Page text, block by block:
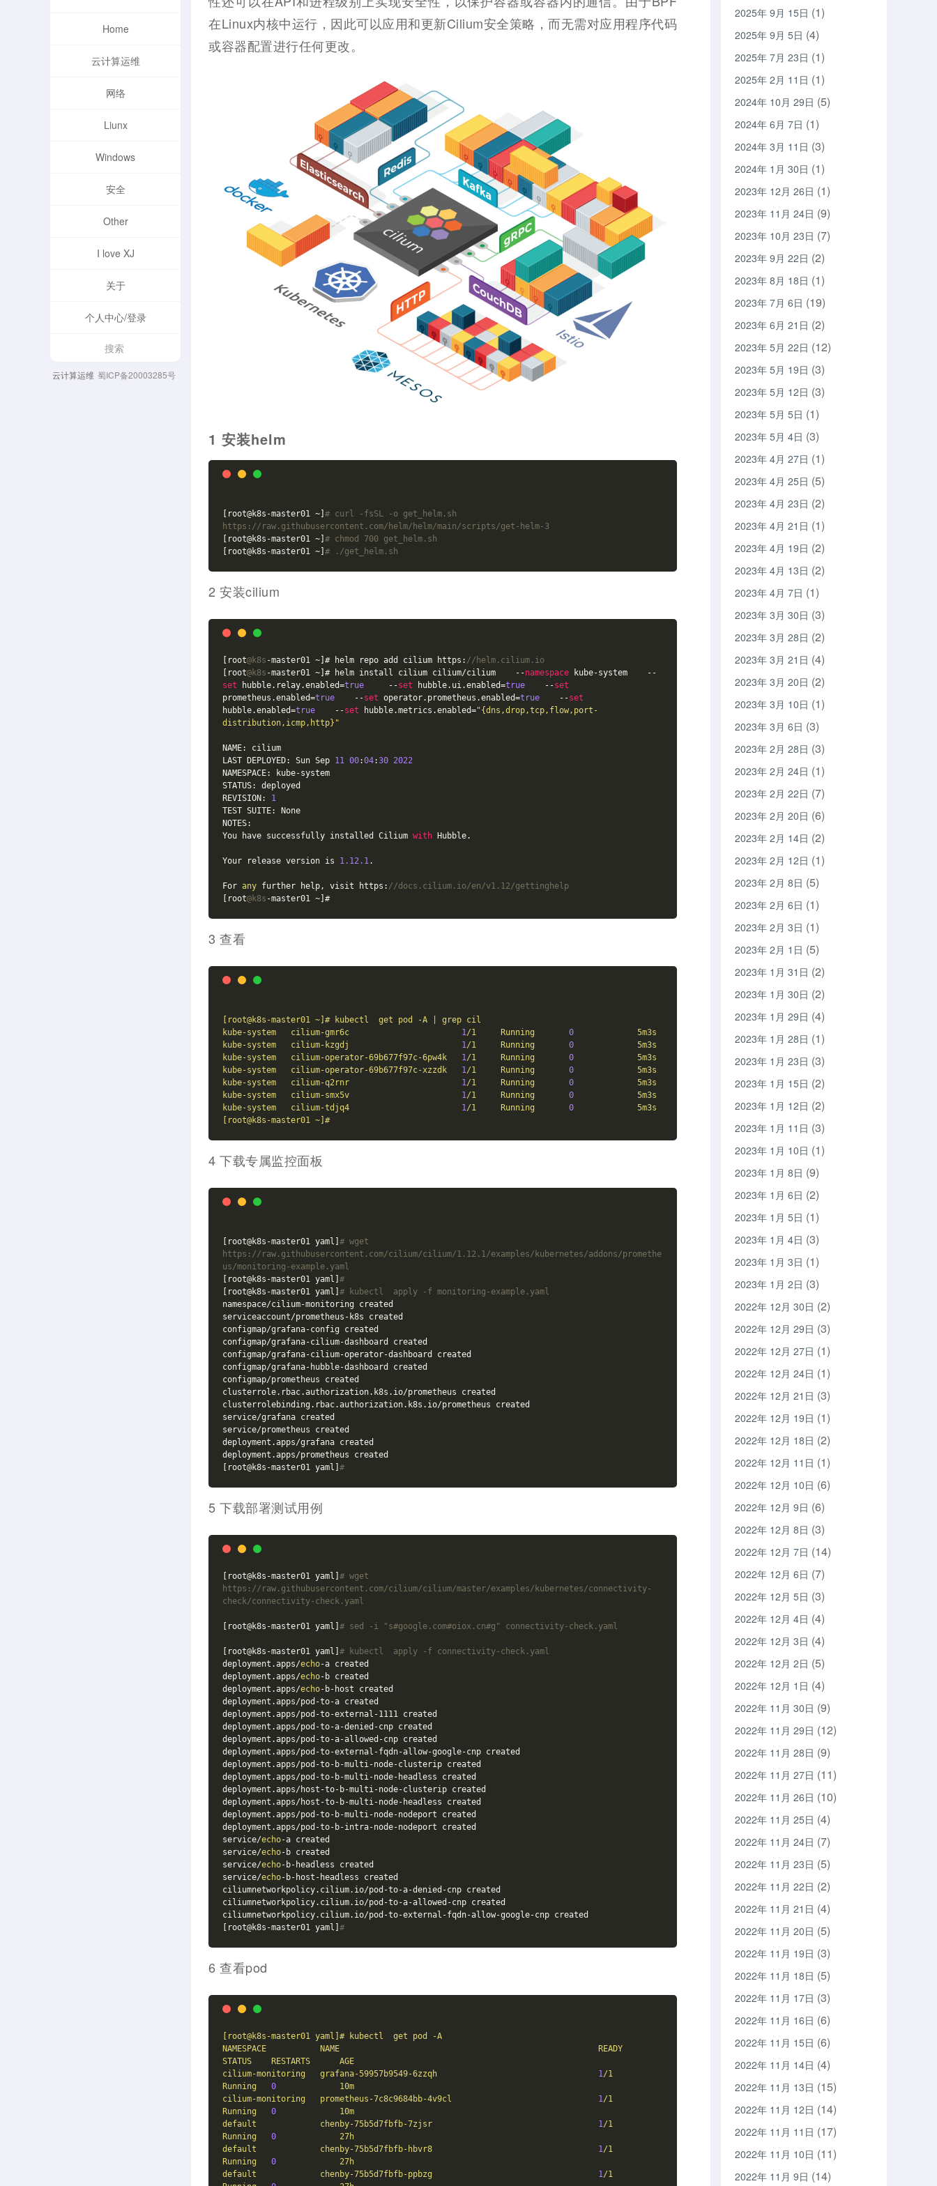
Home
云计算运维
网络
Liunx
Windows
安全
Other
I love XJ
关于
个人中心/登录
云计算运维 蜀ICP备20003285号
在Linux内核中运行，因此可以应用和更新Cilium安全策略，而无需对应用程序代码
或容器配置进行任何更改。
1 安装helm
[root@k8s-master01 ~]# curl -fsSL -o get_helm.sh
https://raw.githubusercontent.com/helm/helm/main/scripts/get-helm-3
[root@k8s-master01 ~]# chmod 700 get_helm.sh
[root@k8s-master01 ~]# ./get_helm.sh
2 安装cilium
[root@k8s -master01 ~]# helm repo add cilium https: //helm.cilium.io
[root@k8s -master01 ~]# helm install cilium cilium/cilium    --namespace kube-system    --
set
hubble.relay.enabled=true
     --
set hubble.ui.enabled=true
    --
set
prometheus.enabled=true
    --
set operator.prometheus.enabled=true
    --
set
hubble.enabled=true
    --
set hubble.metrics.enabled="{dns,drop,tcp,flow,port-
distribution,icmp,http}"
NAME: cilium
LAST DEPLOYED: Sun Sep 11 00:04:30 2022
NAMESPACE: kube-system
STATUS: deployed
REVISION: 1
TEST SUITE: None
NOTES:
You have successfully installed Cilium with Hubble.
Your release version is 1.12.1.
For any further help, visit https: //docs.cilium.io/en/v1.12/gettinghelp
[root@k8s -master01 ~]#
3 查看
[root@k8s-master01 ~]# kubectl get pod -A grep cil
kube-system
cilium-gmr6c 1/1 Running 0
5m3s
kube-system
cilium-kzgdj 1/1 Running 0
5m3s
kube-system
cilium-operator-69b677f97c-6pw4k 1/1 Running 0
5m3s
kube-system
cilium-operator-69b677f97c-xzzdk 1/1 Running 0
5m3s
kube-system
cilium-q2rnr 1/1 Running 0
5m3s
kube-system
cilium-smx5v 1/1 Running 0
5m3s
kube-system
cilium-tdjq4 1/1 Running 0
5m3s
[root@k8s-master01 ~]#
4 下载专属监控面板
[root@k8s-master01 yaml]# wget
https://raw.githubusercontent.com/cilium/cilium/1.12.1/examples/kubernetes/addons/promethe
us/monitoring-example.yaml
[root@k8s-master01 yaml]#
[root@k8s-master01 yaml]# kubectl  apply -f monitoring-example.yaml
namespace/cilium-monitoring created
serviceaccount/prometheus-k8s created
configmap/grafana-config created
configmap/grafana-cilium-dashboard created
configmap/grafana-cilium-operator-dashboard created
configmap/grafana-hubble-dashboard created
configmap/prometheus created
clusterrole.rbac.authorization.k8s.io/prometheus created
clusterrolebinding.rbac.authorization.k8s.io/prometheus created
service/grafana created
service/prometheus created
deployment.apps/grafana created
deployment.apps/prometheus created
[root@k8s-master01 yaml]#
5 下载部署测试用例
[root@k8s-master01 yaml]# wget
https://raw.githubusercontent.com/cilium/cilium/master/examples/kubernetes/connectivity-
check/connectivity-check.yaml
[root@k8s-master01 yaml]# sed -i "s#google.com#oiox.cn#g" connectivity-check.yaml
[root@k8s-master01 yaml]# kubectl  apply -f connectivity-check.yaml
deployment.apps/echo-a created
deployment.apps/echo-b created
deployment.apps/echo-b-host created
deployment.apps/pod-to-a created
deployment.apps/pod-to-external-1111 created
deployment.apps/pod-to-a-denied-cnp created
deployment.apps/pod-to-a-allowed-cnp created
deployment.apps/pod-to-external-fqdn-allow-google-cnp created
deployment.apps/pod-to-b-multi-node-clusterip created
deployment.apps/pod-to-b-multi-node-headless created
deployment.apps/host-to-b-multi-node-clusterip created
deployment.apps/host-to-b-multi-node-headless created
deployment.apps/pod-to-b-multi-node-nodeport created
deployment.apps/pod-to-b-intra-node-nodeport created
service/echo-a created
service/echo-b created
service/echo-b-headless created
service/echo-b-host-headless created
ciliumnetworkpolicy.cilium.io/pod-to-a-denied-cnp created
ciliumnetworkpolicy.cilium.io/pod-to-a-allowed-cnp created
ciliumnetworkpolicy.cilium.io/pod-to-external-fqdn-allow-google-cnp created
[root@k8s-master01 yaml]#
6 查看pod
[root@k8s-master01 yaml]# kubectl get pod
-A
NAMESPACE
NAME
READY
STATUS
RESTARTS
AGE
cilium-monitoring
grafana-59957b9549-6zzqh 1/1
Running
0
10m
cilium-monitoring
prometheus-7c8c9684bb-4v9cl 1/1
Running
0
10m
default
chenby-75b5d7fbfb-7zjsr 1/1
Running
0
27h
default
chenby-75b5d7fbfb-hbvr8 1/1
Running
0
27h
default
chenby-75b5d7fbfb-ppbzg 1/1
2025年 9月 15日 (1)
2025年 9月 5日 (4)
2025年 7月 23日 (1)
2025年 2月 11日 (1)
2024年 10月 29日 (5)
2024年 6月 7日 (1)
2024年 3月 11日 (3)
2024年 1月 30日 (1)
2023年 12月 26日 (1)
2023年 11月 24日 (9)
2023年 10月 23日 (7)
2023年 9月 22日 (2)
2023年 8月 18日 (1)
2023年 7月 6日 (19)
2023年 6月 21日 (2)
2023年 5月 22日 (12)
2023年 5月 19日 (3)
2023年 5月 12日 (3)
2023年 5月 5日 (1)
2023年 5月 4日 (3)
2023年 4月 27日 (1)
2023年 4月 25日 (5)
2023年 4月 23日 (2)
2023年 4月 21日 (1)
2023年 4月 19日 (2)
2023年 4月 13日 (2)
2023年 4月 7日 (1)
2023年 3月 30日 (3)
2023年 3月 28日 (2)
2023年 3月 21日 (4)
2023年 3月 20日 (2)
2023年 3月 10日 (1)
2023年 3月 6日 (3)
2023年 2月 28日 (3)
2023年 2月 24日 (1)
2023年 2月 22日 (7)
2023年 2月 20日 (6)
2023年 2月 14日 (2)
2023年 2月 12日 (1)
2023年 2月 8日 (5)
2023年 2月 6日 (1)
2023年 2月 3日 (1)
2023年 2月 1日 (5)
2023年 1月 31日 (2)
2023年 1月 30日 (2)
2023年 1月 29日 (4)
2023年 1月 28日 (1)
2023年 1月 23日 (3)
2023年 1月 15日 (2)
2023年 1月 12日 (2)
2023年 1月 11日 (3)
2023年 1月 10日 (1)
2023年 1月 8日 (9)
2023年 1月 6日 (2)
2023年 1月 5日 (1)
2023年 1月 4日 (3)
2023年 1月 3日 (1)
2023年 1月 2日 (3)
2022年 12月 30日 (2)
2022年 12月 29日 (3)
2022年 12月 27日 (1)
2022年 12月 24日 (1)
2022年 12月 21日 (3)
2022年 12月 19日 (1)
2022年 12月 18日 (2)
2022年 12月 11日 (1)
2022年 12月 10日 (6)
2022年 12月 9日 (6)
2022年 12月 8日 (3)
2022年 12月 7日 (14)
2022年 12月 6日 (7)
2022年 12月 5日 (3)
2022年 12月 4日 (4)
2022年 12月 3日 (4)
2022年 12月 2日 (5)
2022年 12月 1日 (4)
2022年 11月 30日 (9)
2022年 11月 29日 (12)
2022年 11月 28日 (9)
2022年 11月 27日 (11)
2022年 11月 26日 (10)
2022年 11月 25日 (4)
2022年 11月 24日 (7)
2022年 11月 23日 (5)
2022年 11月 22日 (2)
2022年 11月 21日 (4)
2022年 11月 20日 (5)
2022年 11月 19日 (3)
2022年 11月 18日 (5)
2022年 11月 17日 (3)
2022年 11月 16日 (6)
2022年 11月 15日 (6)
2022年 11月 14日 (4)
2022年 11月 13日 (15)
2022年 11月 12日 (14)
2022年 11月 11日 (17)
2022年 11月 10日 (11)
2022年 11月 9日 (14)